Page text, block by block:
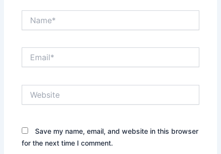
Save my name, email, and website in this browser
for the next time I comment.